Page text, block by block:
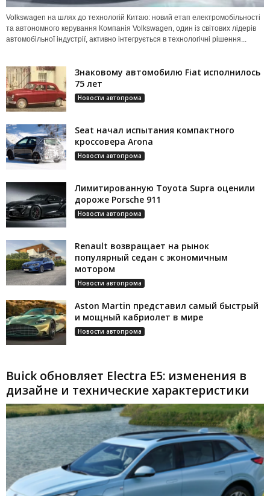
Volkswagen на шлях до технологій Китаю: новий етап електромобільності
та автономного керування Компанія Volkswagen, один із світових лідерів
автомобільної індустрії, активно інтегрується в технологічні рішення...
Знаковому автомобилю Fiat исполнилось
75 лет
Новости автопрома
Seat начал испытания компактного
кроссовера Arona
Новости автопрома
Лимитированную Toyota Supra оценили
дороже Porsche 911
Новости автопрома
Renault возвращает на рынок
популярный седан с экономичным
мотором
Новости автопрома
Aston Martin представил самый быстрый
и мощный кабриолет в мире
Новости автопрома
Buick обновляет Electra E5: изменения в
дизайне и технические характеристики